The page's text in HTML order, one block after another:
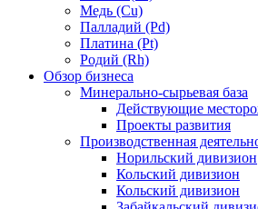
Медь (Cu)
Палладий (Pd)
Платина (Pt)
Родий (Rh)
Обзор бизнеса
Минерально-сырьевая база
Действующие
Проекты развития
Производственная
Норильский дивизион
Кольский дивизион
Кольский дивизион